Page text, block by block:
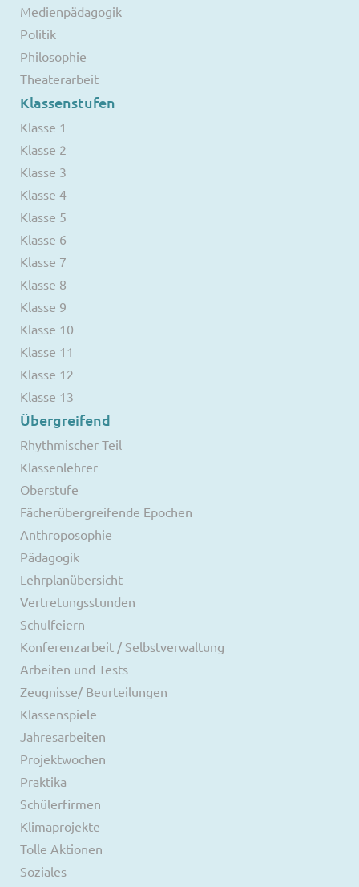
Medienpädagogik
Politik
Philosophie
Theaterarbeit
Klassenstufen
Klasse 1
Klasse 2
Klasse 3
Klasse 4
Klasse 5
Klasse 6
Klasse 7
Klasse 8
Klasse 9
Klasse 10
Klasse 11
Klasse 12
Klasse 13
Übergreifend
Rhythmischer Teil
Klassenlehrer
Oberstufe
Fächerübergreifende Epochen
Anthroposophie
Pädagogik
Lehrplanübersicht
Vertretungsstunden
Schulfeiern
Konferenzarbeit / Selbstverwaltung
Arbeiten und Tests
Zeugnisse/ Beurteilungen
Klassenspiele
Jahresarbeiten
Projektwochen
Praktika
Schülerfirmen
Klimaprojekte
Tolle Aktionen
Soziales